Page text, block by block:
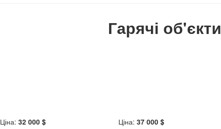
Гарячі
Ціна: 32 000 $ Ціна: 37 000 $